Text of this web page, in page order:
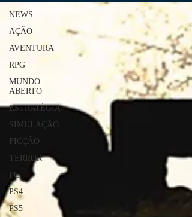
NEWS
AÇÃO
AVENTURA
RPG
MUNDO
ABERTO
ESTRATÉGIA
SIMULAÇÃO
FICÇÃO
TERROR
PC
PS4
PS5